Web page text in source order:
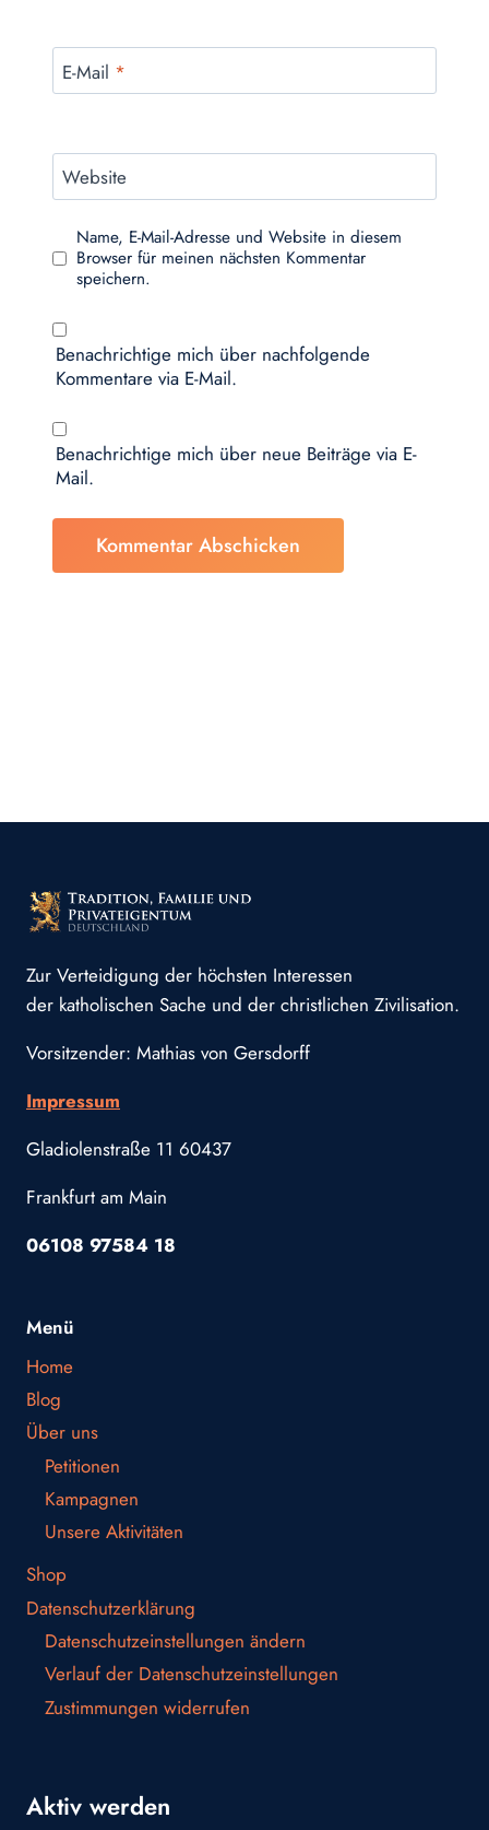
E-Mail *
Website
Name, E-Mail-Adresse und Website in diesem
Browser für meinen nächsten Kommentar
speichern.
Benachrichtige mich über nachfolgende
Kommentare via E-Mail.
Benachrichtige mich über neue Beiträge via E-
Mail.
Zur Verteidigung der höchsten Interessen
der katholischen Sache und der christlichen Zivilisation.
Vorsitzender: Mathias von Gersdorff
Impressum
Gladiolenstraße 11 60437
Frankfurt am Main
06108 97584 18
Menü
Home
Blog
Über uns
Petitionen
Kampagnen
Unsere Aktivitäten
Shop
Datenschutzerklärung
Datenschutzeinstellungen ändern
Verlauf der Datenschutzeinstellungen
Zustimmungen widerrufen
Aktiv werden